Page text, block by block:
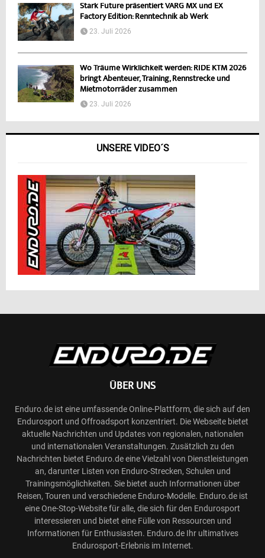
Stark Future präsentiert VARG MX und EX
Factory Edition: Renntechnik ab Werk
23. Juli 2026
Wo Träume Wirklichkeit werden: RIDE KTM 2026
bringt Abenteuer, Training, Rennstrecke und
Mietmotorräder zusammen
23. Juli 2026
UNSERE VIDEO´S
ÜBER UNS
Enduro.de ist eine umfassende Online-Plattform, die sich auf den
Endurosport und Offroadsport konzentriert. Die Webseite bietet
aktuelle Nachrichten und Updates von regionalen, nationalen
und internationalen Veranstaltungen. Zusätzlich zu den
Nachrichten bietet Enduro.de eine Vielzahl von Dienstleistungen
an, darunter Listen von Enduro-Strecken, Schulen und
Trainingsmöglichkeiten. Sie bietet auch Informationen über
Reisen, Touren und verschiedene Enduro-Modelle. Enduro.de ist
eine One-Stop-Website für alle, die sich für den Endurosport
interessieren und bietet eine Fülle von Ressourcen und
Informationen für Enthusiasten. Enduro.de Ihr ultimatives
Endurosport-Erlebnis im Internet.